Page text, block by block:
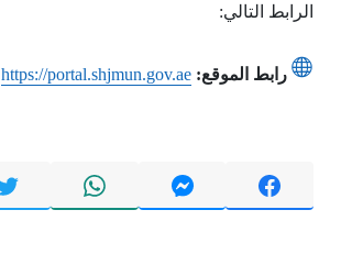
الرابط التالي:
رابط الموقع: https://portal.shjmun.gov.ae